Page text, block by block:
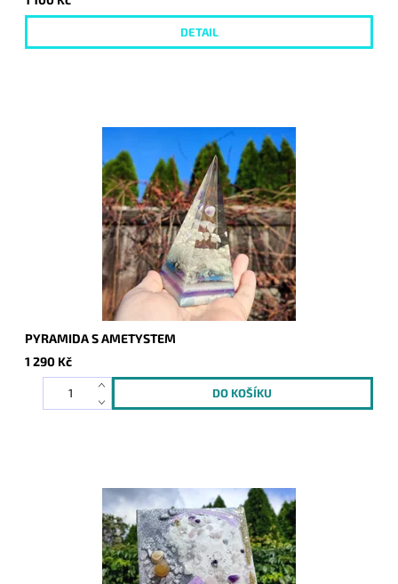
DETAIL
PYRAMIDA S AMETYSTEM
1 290 Kč